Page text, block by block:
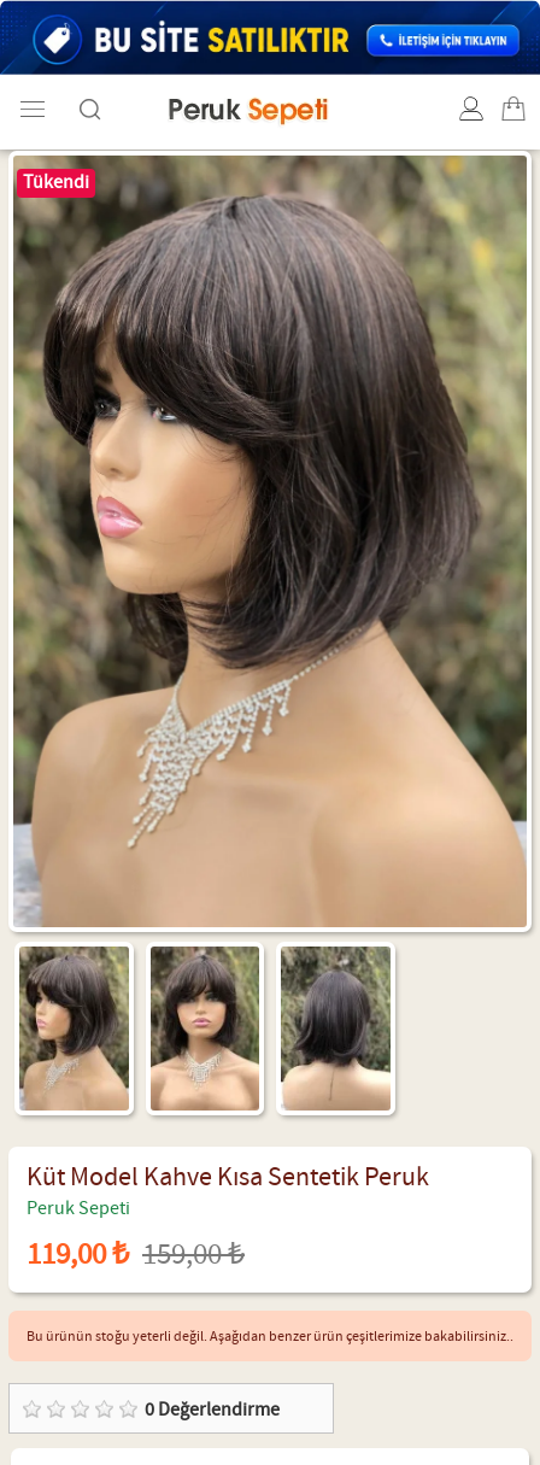
Tükendi
Küt Model Kahve Kısa Sentetik Peruk
Peruk Sepeti
119,00 ₺ 159,00 ₺
Bu ürünün stoğu yeterli değil. Aşağıdan benzer ürün çeşitlerimize bakabilirsiniz..
0Değerlendirme